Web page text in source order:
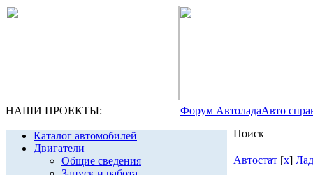
НАШИ ПРОЕКТЫ: Форум АвтоладаАвто
Каталог автомобилей
Двигатели
Общие сведения
Поиск
Автостат [x]